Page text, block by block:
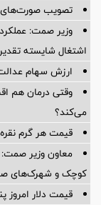
تصویب صورت‌های مالی سال ۱۴۰۴ بانک
وزیر صمت:
اشتغال شایسته
ارزش سهام عدالت برای
وقتی درمان هم
می‌کند؟
قیمت هر گرم نقره ۹۲۵ عیار در سال ۱۴۰۵
معاون وزیر
کوچک و شهرک‌های
قیمت دلار امروز